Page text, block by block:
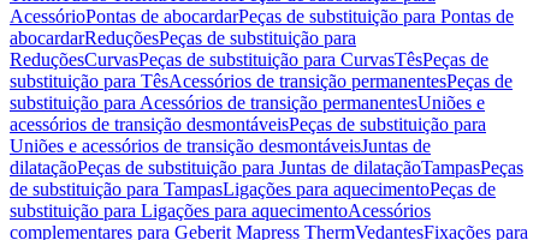
AcessórioPontas de abocardarPeças de substituição para Pontas de
abocardarReduçõesPeças de substituição para
ReduçõesCurvasPeças de substituição para CurvasTêsPeças de
substituição para TêsAcessórios de transição permanentesPeças de
substituição para Acessórios de transição permanentesUniões e
acessórios de transição desmontáveisPeças de substituição para
Uniões e acessórios de transição desmontáveisJuntas de
dilataçãoPeças de substituição para Juntas de dilataçãoTampasPeças
de substituição para TampasLigações para aquecimentoPeças de
substituição para Ligações para aquecimentoAcessórios
complementares para Geberit Mapress ThermVedantesFixações para